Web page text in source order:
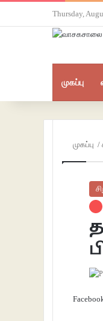
Thursday,
முகப்பு
முகப்பு /